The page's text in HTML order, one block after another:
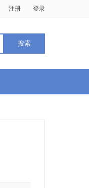
注册 登录